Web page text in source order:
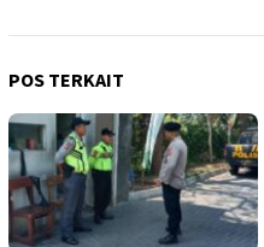
POS TERKAIT